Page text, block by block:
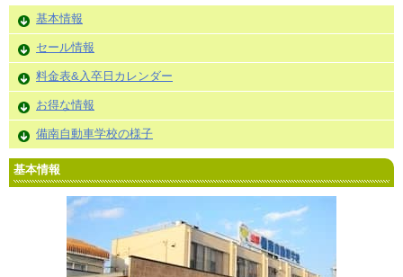
基本情報
セール情報
料金表&入卒日カレンダー
お得な情報
備南自動車学校の様子
基本情報